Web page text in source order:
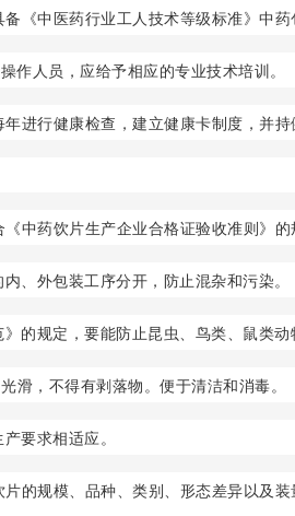
《中医药行业工人技术等级标准》中药
作人员，应给予相应的专业技术培训。
进行健康检查，建立健康卡制度，并
中药饮片生产企业合格证验收准则》的
、外包装工序分开，防止混杂和污染。
的规定，要能防止昆虫、鸟类、鼠类动
滑，不得有剥落物。便于清洁和消毒。
要求相适应。
的规模、品种、类别、形态差异以及